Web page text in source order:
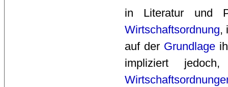
in Literatur und
Wirtschaftsordnung,
auf der Grundlage
impliziert